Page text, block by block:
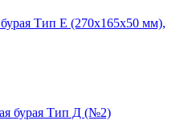
Тип Е (270x165x50 мм),